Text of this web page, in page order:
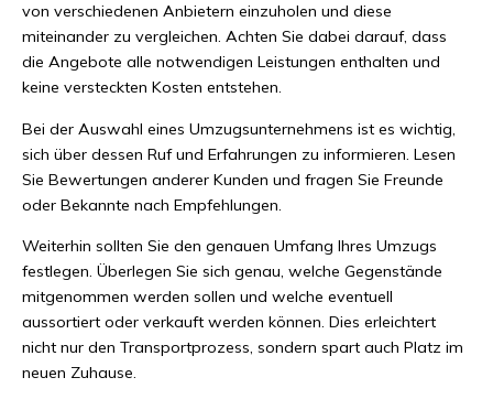
von verschiedenen Anbietern einzuholen und diese
miteinander zu vergleichen. Achten Sie dabei darauf, dass
die Angebote alle notwendigen Leistungen enthalten und
keine versteckten Kosten entstehen.
Bei der Auswahl eines Umzugsunternehmens ist es wichtig,
sich über dessen Ruf und Erfahrungen zu informieren. Lesen
Sie Bewertungen anderer Kunden und fragen Sie Freunde
oder Bekannte nach Empfehlungen.
Weiterhin sollten Sie den genauen Umfang Ihres Umzugs
festlegen. Überlegen Sie sich genau, welche Gegenstände
mitgenommen werden sollen und welche eventuell
aussortiert oder verkauft werden können. Dies erleichtert
nicht nur den Transportprozess, sondern spart auch Platz im
neuen Zuhause.